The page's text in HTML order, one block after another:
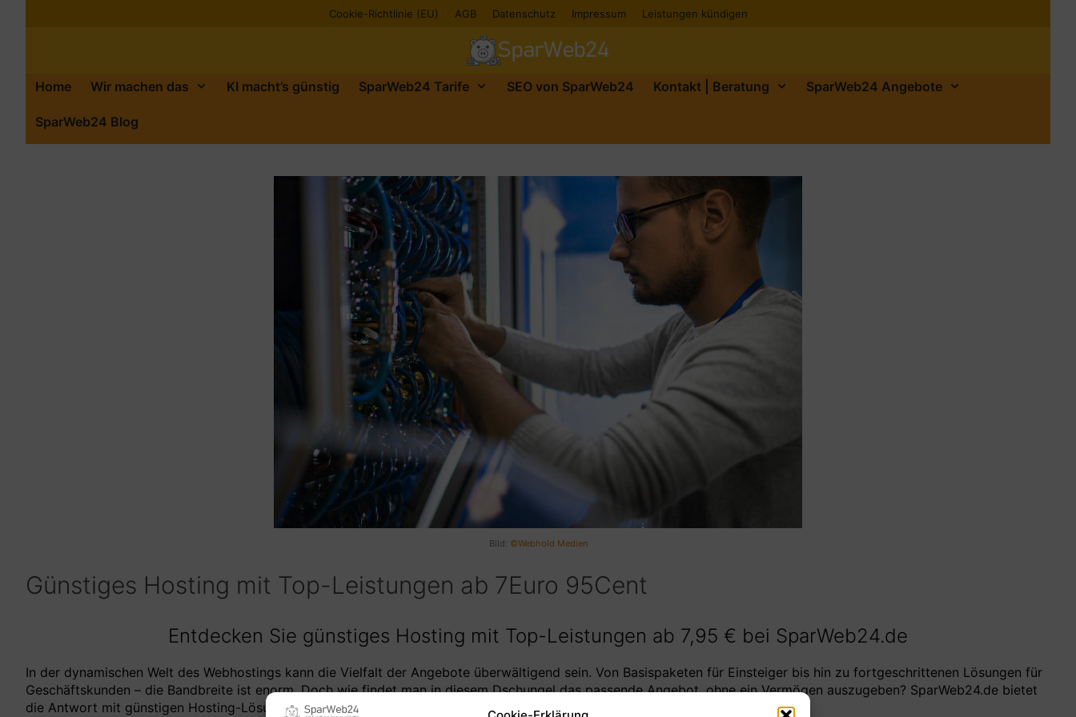
Cookie-Richtlinie (EU) AGB Datenschutz Impressum Leistungen kündigen
Home Wir machen das KI macht’s günstig SparWeb24 Tarife SEO von SparWeb24 Kontakt | Beratung SparWeb24 Angebote
SparWeb24 Blog
Bild: ©Webhold Medien
Günstiges Hosting mit Top-Leistungen ab 7Euro 95Cent
Entdecken Sie günstiges Hosting mit Top-Leistungen ab 7,95 € bei SparWeb24.de
In der dynamischen Welt des Webhostings kann die Vielfalt der Angebote überwältigend sein. Von Basispaketen für Einsteiger bis hin zu fortgeschrittenen Lösungen für
Geschäftskunden – die Bandbreite ist enorm. Doch wie findet man in diesem Dschungel das passende Angebot, ohne ein Vermögen auszugeben? SparWeb24.de bietet
die Antwort mit günstigen Hosting-Lösungen, die Qualität und Leistung nicht außer Acht lassen.